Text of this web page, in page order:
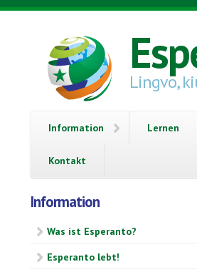
Direkt zum Inhalt
Lingvo,
Information Lernen
Kontakt
Information
Was ist Esperanto?
Esperanto lebt!